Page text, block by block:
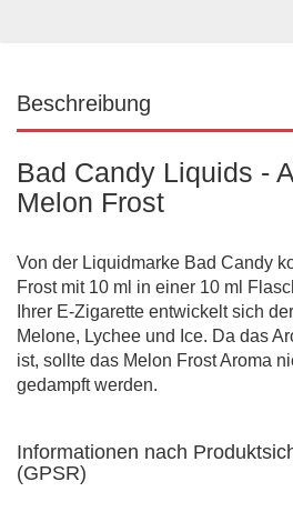
Beschreibung
Bad Candy Liquids -
Melon Frost
Von der Liquidmarke Bad Candy
Frost mit 10 ml in einer 10 ml
Ihrer E-Zigarette entwickelt sich
Melone, Lychee und Ice. Da das
ist, sollte das Melon Frost Aroma
gedampft werden.
Informationen nach
(GPSR)